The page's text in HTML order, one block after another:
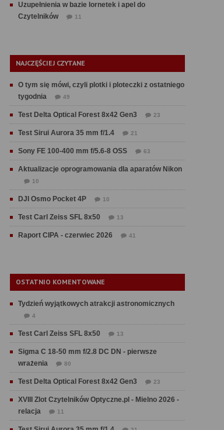
Uzupełnienia w bazie lornetek i apel do
Czytelników
11
NAJCZĘŚCIEJ CZYTANE
O tym się mówi, czyli plotki i ploteczki z ostatniego
tygodnia
49
Test Delta Optical Forest 8x42 Gen3 23
Test Sirui Aurora 35 mm f/1.4 21
Sony FE 100-400 mm f/5.6-8 OSS 63
Aktualizacje oprogramowania dla aparatów Nikon
10
DJI Osmo Pocket 4P 10
Test Carl Zeiss SFL 8x50 13
Raport CIPA - czerwiec 2026 41
OSTATNIO KOMENTOWANE
Tydzień wyjątkowych atrakcji astronomicznych
4
Test Carl Zeiss SFL 8x50 13
Sigma C 18-50 mm f/2.8 DC DN - pierwsze
wrażenia
80
Test Delta Optical Forest 8x42 Gen3 23
XVIII Zlot Czytelników Optyczne.pl - Mielno 2026 -
relacja
11